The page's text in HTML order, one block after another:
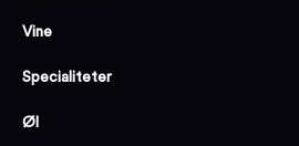
Vine
Specialiteter
Øl